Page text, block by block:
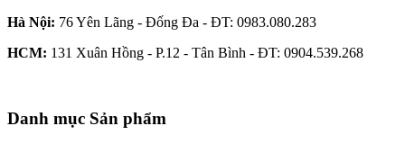
Hà Nội: 76 Yên Lãng - Đống Đa - ĐT: 0983.080.283
HCM: 131 Xuân Hồng - P.12 - Tân Bình - ĐT: 0904.539.268
Danh mục Sản phẩm